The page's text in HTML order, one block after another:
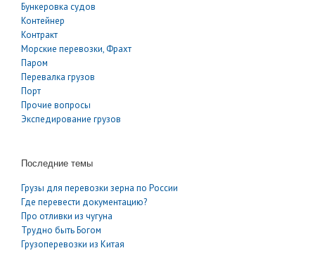
Бункеровка судов
Контейнер
Контракт
Морские перевозки, Фрахт
Паром
Перевалка грузов
Порт
Прочие вопросы
Экспедирование грузов
Последние темы
Грузы для перевозки зерна по России
Где перевести документацию?
Про отливки из чугуна
Трудно быть Богом
Грузоперевозки из Китая